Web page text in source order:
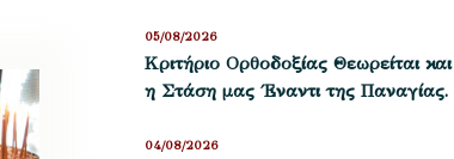
Kριτήριο Oρθοδοξίας Θεωρείται και
η Στάση μας ΄Εναντι της Παναγίας.
05/08/2026
04/08/2026